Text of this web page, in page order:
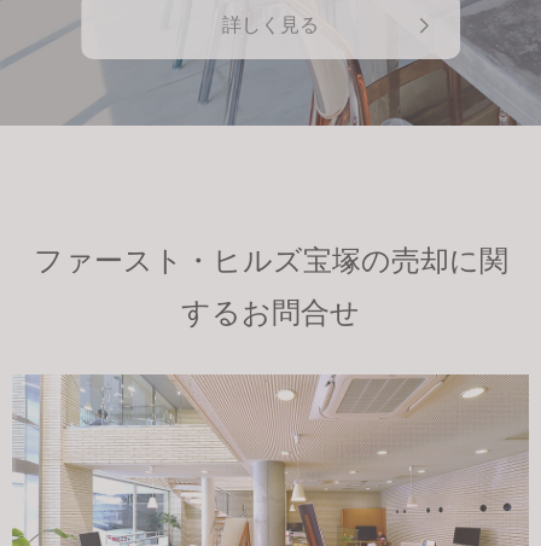
詳しく見る
ファースト・ヒルズ宝塚の売却に関
するお問合せ